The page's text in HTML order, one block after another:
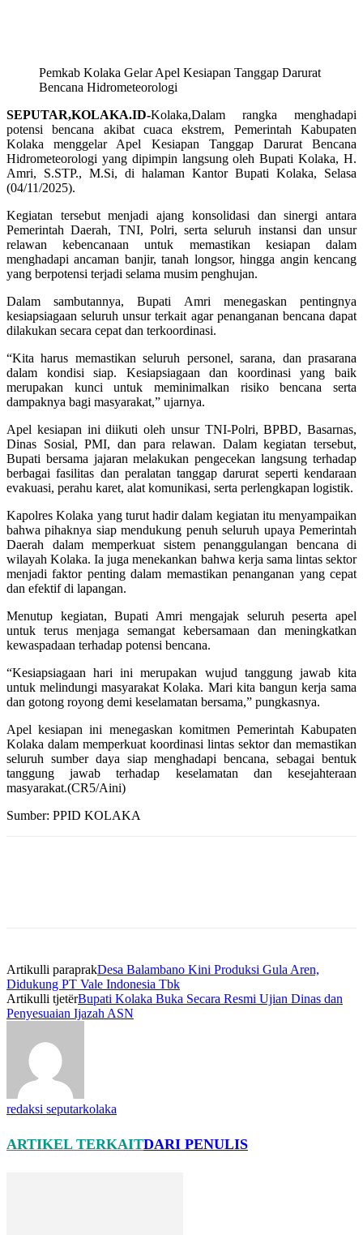
Pemkab Kolaka Gelar Apel Kesiapan Tanggap Darurat
Bencana Hidrometeorologi
SEPUTAR,KOLAKA.ID-Kolaka,Dalam rangka menghadapi
potensi bencana akibat cuaca ekstrem, Pemerintah Kabupaten
Kolaka menggelar Apel Kesiapan Tanggap Darurat Bencana
Hidrometeorologi yang dipimpin langsung oleh Bupati Kolaka, H.
Amri, S.STP., M.Si, di halaman Kantor Bupati Kolaka, Selasa
(04/11/2025).
Kegiatan tersebut menjadi ajang konsolidasi dan sinergi antara
Pemerintah Daerah, TNI, Polri, serta seluruh instansi dan unsur
relawan kebencanaan untuk memastikan kesiapan dalam
menghadapi ancaman banjir, tanah longsor, hingga angin kencang
yang berpotensi terjadi selama musim penghujan.
Dalam sambutannya, Bupati Amri menegaskan pentingnya
kesiapsiagaan seluruh unsur terkait agar penanganan bencana dapat
dilakukan secara cepat dan terkoordinasi.
“Kita harus memastikan seluruh personel, sarana, dan prasarana
dalam kondisi siap. Kesiapsiagaan dan koordinasi yang baik
merupakan kunci untuk meminimalkan risiko bencana serta
dampaknya bagi masyarakat,” ujarnya.
Apel kesiapan ini diikuti oleh unsur TNI-Polri, BPBD, Basarnas,
Dinas Sosial, PMI, dan para relawan. Dalam kegiatan tersebut,
Bupati bersama jajaran melakukan pengecekan langsung terhadap
berbagai fasilitas dan peralatan tanggap darurat seperti kendaraan
evakuasi, perahu karet, alat komunikasi, serta perlengkapan logistik.
Kapolres Kolaka yang turut hadir dalam kegiatan itu menyampaikan
bahwa pihaknya siap mendukung penuh seluruh upaya Pemerintah
Daerah dalam memperkuat sistem penanggulangan bencana di
wilayah Kolaka. Ia juga menekankan bahwa kerja sama lintas sektor
menjadi faktor penting dalam memastikan penanganan yang cepat
dan efektif di lapangan.
Menutup kegiatan, Bupati Amri mengajak seluruh peserta apel
untuk terus menjaga semangat kebersamaan dan meningkatkan
kewaspadaan terhadap potensi bencana.
“Kesiapsiagaan hari ini merupakan wujud tanggung jawab kita
untuk melindungi masyarakat Kolaka. Mari kita bangun kerja sama
dan gotong royong demi keselamatan bersama,” pungkasnya.
Apel kesiapan ini menegaskan komitmen Pemerintah Kabupaten
Kolaka dalam memperkuat koordinasi lintas sektor dan memastikan
seluruh sumber daya siap menghadapi bencana, sebagai bentuk
tanggung jawab terhadap keselamatan dan kesejahteraan
masyarakat.(CR5/Aini)
Sumber: PPID KOLAKA
Artikulli paraprakDesa Balambano Kini Produksi Gula Aren,
Didukung PT Vale Indonesia Tbk
Artikulli tjetërBupati Kolaka Buka Secara Resmi Ujian Dinas dan
Penyesuaian Ijazah ASN
redaksi seputarkolaka
ARTIKEL TERKAITDARI PENULIS